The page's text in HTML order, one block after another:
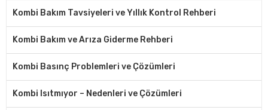
Kombi Bakım Tavsiyeleri ve Yıllık Kontrol Rehberi
Kombi Bakım ve Arıza Giderme Rehberi
Kombi Basınç Problemleri ve Çözümleri
Kombi Isıtmıyor – Nedenleri ve Çözümleri